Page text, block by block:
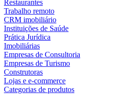
Restaurantes
Trabalho remoto
CRM imobiliário
Instituições de Saúde
Prática Jurídica
Imobiliárias
Empresas de Consultoria
Empresas de Turismo
Construtoras
Lojas e e-commerce
Categorias de produtos